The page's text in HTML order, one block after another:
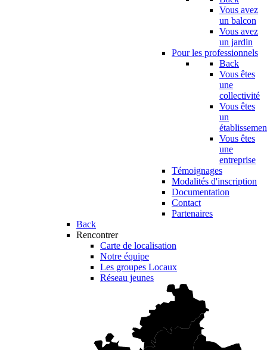
Vous avez
un balcon
Vous avez
un jardin
Pour les professionnels
Back
Vous êtes
une
collectivité
Vous êtes
un
Vous êtes
une
entreprise
Témoignages
Modalités d'inscription
Documentation
Contact
Partenaires
Back
Rencontrer
Carte de localisation
Notre équipe
Les groupes Locaux
Réseau jeunes